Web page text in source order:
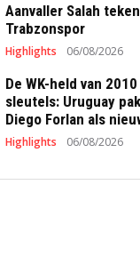
Aanvaller Salah
Trabzonspor
Highlights 06/08/2026
De WK-held van
sleutels: Uruguay
Diego Forlan als
Highlights 06/08/2026